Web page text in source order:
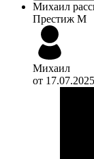
Михаил
Престиж M
Михаил
от 17.07.2025